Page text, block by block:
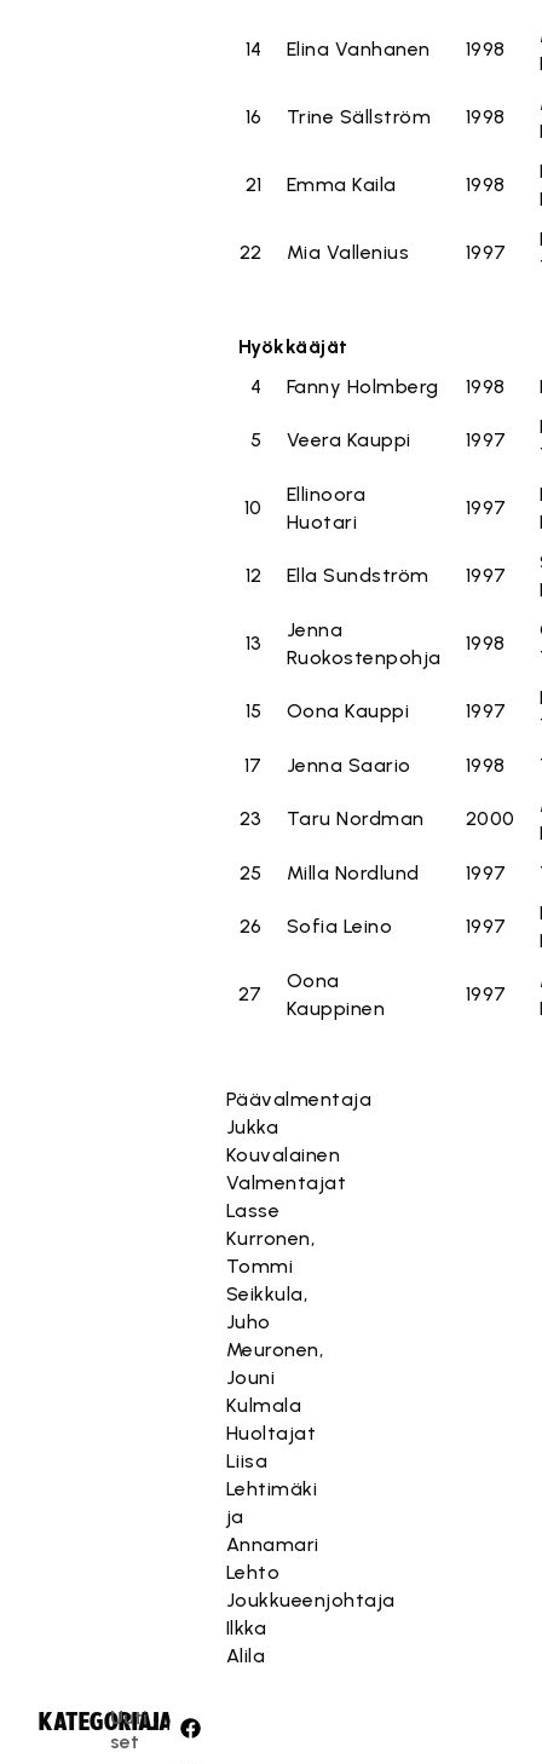
14 Elina Vanhanen 1998
16 Trine Sällström 1998
21 Emma Kaila 1998
22 Mia Vallenius 1997
Hyökkääjät
4
Fanny Holmberg 1998
5 Veera Kauppi 1997
10
Ellinoora
Huotari
1997
12 Ella Sundström 1997
13
Jenna
Ruokostenpohja
1998
15 Oona Kauppi 1997
17
Jenna Saario 1998
23 Taru Nordman 2000
25
Milla Nordlund 1997
26 Sofia Leino 1997
27
Oona
Kauppinen
1997
Päävalmentaja
Jukka
Kouvalainen
Valmentajat
Lasse
Kurronen,
Tommi
Seikkula,
Juho
Meuronen,
Jouni
Kulmala
Huoltajat
Liisa
Lehtimäki
ja
Annamari
Lehto
Joukkueenjohtaja
Ilkka
Alila
KATEGORIA:
Uuti
set
JAA: